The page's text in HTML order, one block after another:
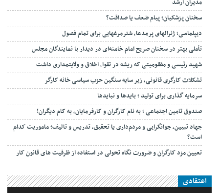
مدیران ارشد
سخنان پزشکیان؛ پیام ضعف یا صداقت؟
دیپلماسی؛ ژنرالهای پرمدعا، شترمرغهایی برای تمام فصول
تأملی بهتر در سخنان صریح امام خامنه‌ای در دیدار با نمایندگان مجلس
شهید رئیسی و مظلومیتی که ریشه در تقوا، اخلاق و ولایتمداری داشت
تشکلات کارگری قانونی، زیر سایه سنگین حزب سیاسی خانه کارگر
سرمایه گذاری برای تولید ؛ بایدها و نبایدها
صندوق تامین اجتماعی ؛ به نام کارگران و کارفرمایان، به کام دیگران!
جهاد تبیین، جوانگرایی و مردم‌داری یا تحقیق، تدریس و تالیف؛ ماموریت کدام
است؟
تعیین مزد کارگران و ضرورت نگاه تحولی در استفاده از ظرفیت های قانون کار
اعتقادی